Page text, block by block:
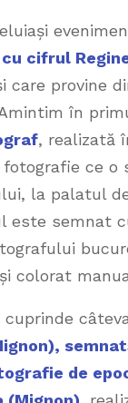
eveniment
cifrul
care provine
în
, realizată
ce o
la palatul
este semnat
colorat
de